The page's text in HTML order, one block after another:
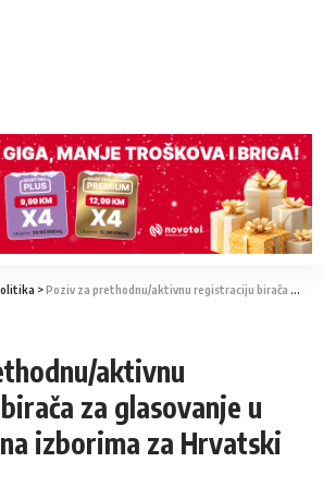
>Poziv za prethodnu/aktivnu registraciju birača za glasovanje u inozemstvu na izborima za Hrvatski sabor
aktivnu
za glasovanje u
izborima za Hrvatski